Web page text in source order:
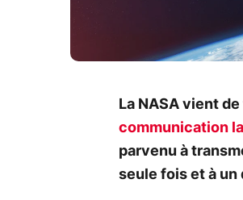
La NASA vient
communication
parvenu à
seule fois et à un